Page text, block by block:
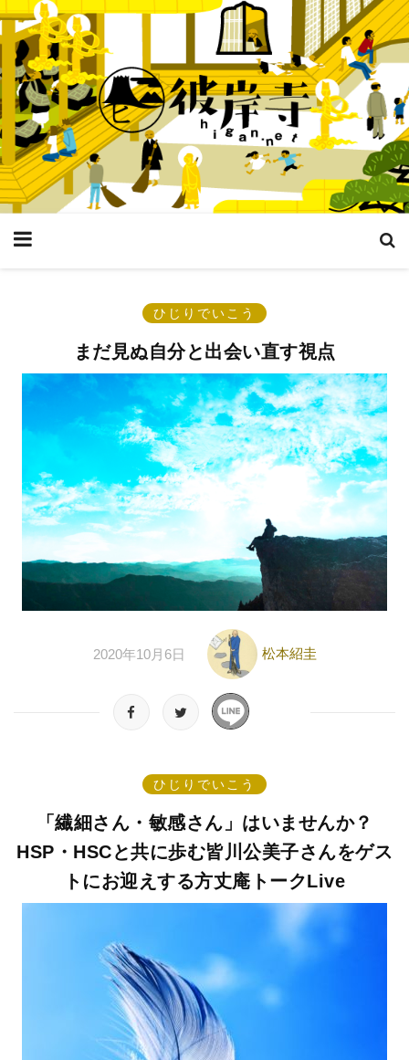
ひじりでいこう
まだ見ぬ自分と出会い直す視点
2020年10月6日 松本紹圭
ひじりでいこう
「繊細さん・敏感さん」はいませんか？
HSP・HSCと共に歩む皆川公美子さんをゲス
トにお迎えする方丈庵トークLive